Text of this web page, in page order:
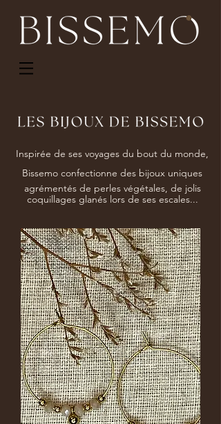
Inspirée de ses voyages du bout du monde,
Bissemo confectionne des bijoux uniques
agrémentés de perles végétales, de jolis
coquillages glanés lors de ses escales...